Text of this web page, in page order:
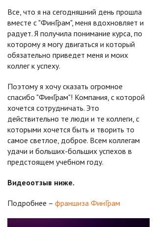
Все, что я на сегодняшний день прошла
вместе с "ФинГрам", меня вдохновляет и
радует. Я получила понимание курса, по
которому я могу двигаться и который
обязательно приведет меня и моих
коллег к успеху.
Поэтому я хочу сказать огромное
спасибо "ФинГрам"! Компания, с которой
хочется сотрудничать. Это
действительно те люди и те коллеги, с
которыми хочется быть и творить то
самое светлое, доброе. Всем коллегам
удачи и больших-больших успехов в
предстоящем учебном году.
Видеоотзыв ниже.
Подробнее – франшиза ФинГрам